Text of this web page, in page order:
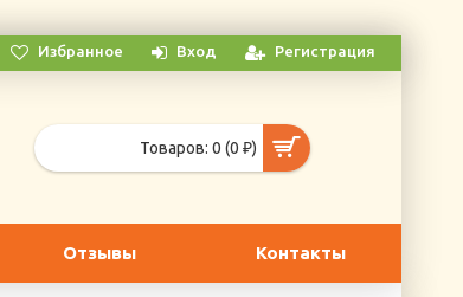
Избранное Вход Регистрация
Товаров: 0 (0 ₽)
Отзывы Контакты